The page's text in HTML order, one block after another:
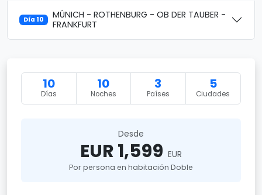
Día 10
MÚNICH - ROTHENBURG - OB DER TAUBER -
FRANKFURT
10
Días
10
Noches
3
Países
5
Ciudades
Desde
EUR 1,599 EUR
Por persona en habitación Doble